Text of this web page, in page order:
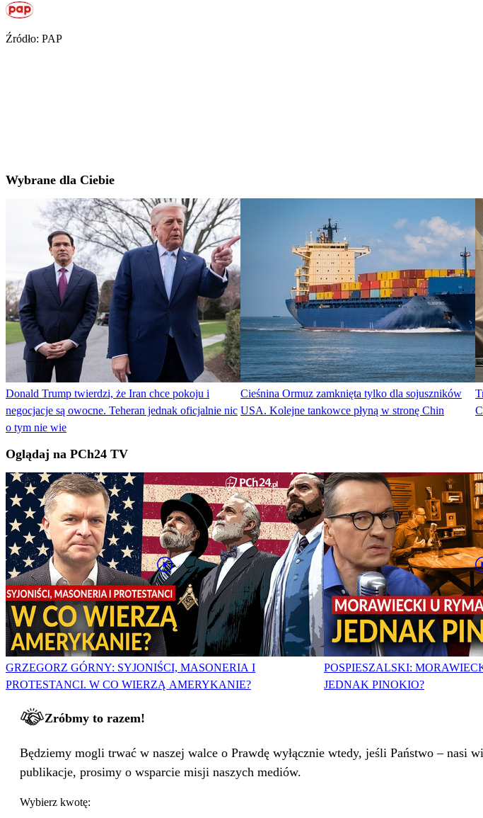
Źródło: PAP
Wybrane dla Ciebie
Donald Trump twierdzi, że Iran chce pokoju i
negocjacje są owocne. Teheran jednak oficjalnie nic
o tym nie wie
Cieśnina Ormuz zamknięta tylko dla sojuszników
USA. Kolejne tankowce płyną w stronę Chin
Oglądaj na PCh24 TV
GRZEGORZ GÓRNY: SYJONIŚCI, MASONERIA I
PROTESTANCI. W CO WIERZĄ AMERYKANIE?
POSPIESZALSKI:
JEDNAK PINOKIO?
Zróbmy to razem!
Będziemy mogli trwać w naszej walce o Prawdę wyłącznie wtedy, jeśli Państwo – nasi
publikacje, prosimy o wsparcie misji naszych mediów.
Wybierz kwotę: